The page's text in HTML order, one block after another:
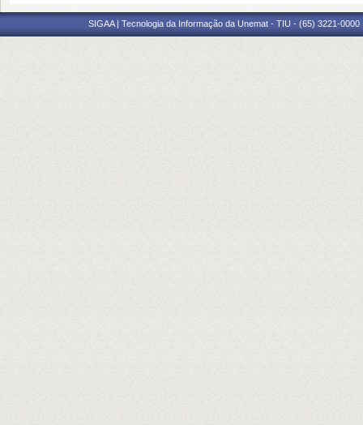
SIGAA | Tecnologia da Informação da Unemat - TIU - (65) 3221-